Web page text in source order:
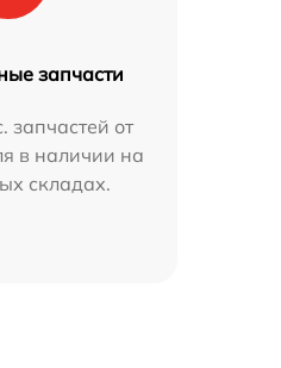
запчасти
запчастей от
в наличии на
складах.